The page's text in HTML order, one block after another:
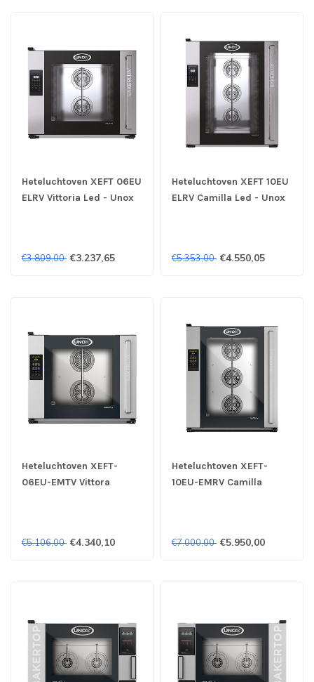
Heteluchtoven XEFT 06EU
ELRV Vittoria Led - Unox
€3.809,00 €3.237,65
Heteluchtoven XEFT 10EU
ELRV Camilla Led - Unox
€5.353,00 €4.550,05
Heteluchtoven XEFT-
06EU-EMTV Vittora
€5.106,00 €4.340,10
Heteluchtoven XEFT-
10EU-EMRV Camilla
€7.000,00 €5.950,00